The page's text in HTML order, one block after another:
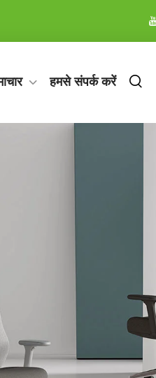
हमसे संपर्क करें